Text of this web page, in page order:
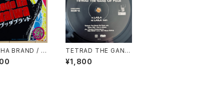
BRAND / C
話
TETRAD THE GANG
OF FOUR / LAILA
¥1,800